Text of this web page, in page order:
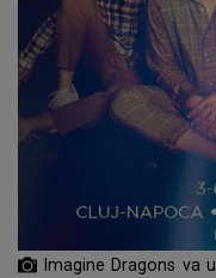
Imagine Dragons va